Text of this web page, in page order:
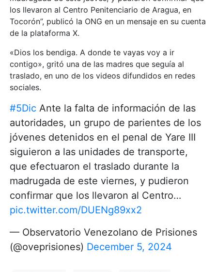
los llevaron al Centro Penitenciario de Aragua, en
Tocorón”, publicó la ONG en un mensaje en su cuenta
de la plataforma X.
«Dios los bendiga. A donde te vayas voy a ir
contigo», gritó una de las madres que seguía al
traslado, en uno de los videos difundidos en redes
sociales.
#5Dic Ante la falta de información de las
autoridades, un grupo de parientes de los
jóvenes detenidos en el penal de Yare III
siguieron a las unidades de transporte,
que efectuaron el traslado durante la
madrugada de este viernes, y pudieron
confirmar que los llevaron al Centro…
pic.twitter.com/DUENg89xx2
— Observatorio Venezolano de Prisiones
(@oveprisiones) December 5, 2024